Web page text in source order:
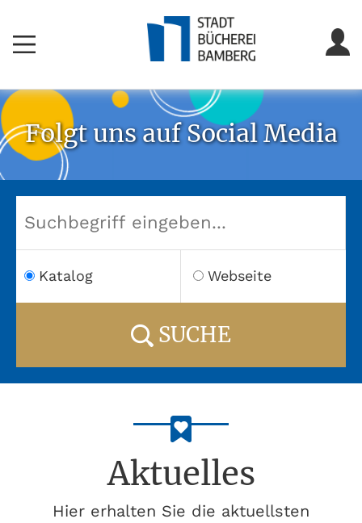
Herzlich willkommen!
Folgt uns auf Social Media
Katalog Webseite
SUCHE
Aktuelles
Hier erhalten Sie die aktuellsten